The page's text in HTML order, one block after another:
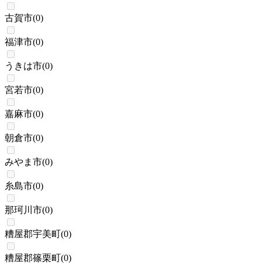
古賀市(0)
福津市(0)
うきは市(0)
宮若市(0)
嘉麻市(0)
朝倉市(0)
みやま市(0)
糸島市(0)
那珂川市(0)
糟屋郡宇美町(0)
糟屋郡篠栗町(0)